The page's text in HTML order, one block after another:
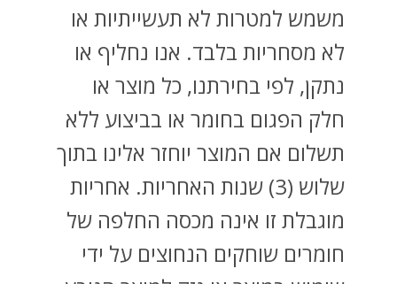
משמש למטרות לא תעשייתיות או
לא מסחריות בלבד. אנו נחליף או
נתקן, לפי בחירתנו, כל מוצר או
חלק הפגום בחומר או בביצוע ללא
תשלום אם המוצר יוחזר אלינו בתוך
שלוש (3) שנות האחריות. אחריות
מוגבלת זו אינה מכסה החלפה של
חומרים שוחקים הנחוצים על ידי